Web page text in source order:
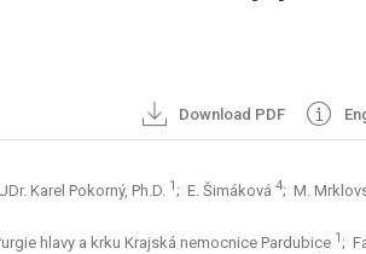
Download PDF
Karel Pokorný, Ph.D. 1 ; E. Šimáková 4; M.
hlavy a krku Krajská nemocnice Pardubice 1;